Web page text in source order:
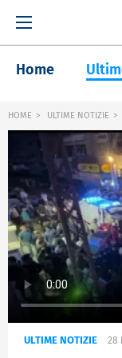
Home
HOME ULTIME NOTIZIE
ULTIME NOTIZIE 28